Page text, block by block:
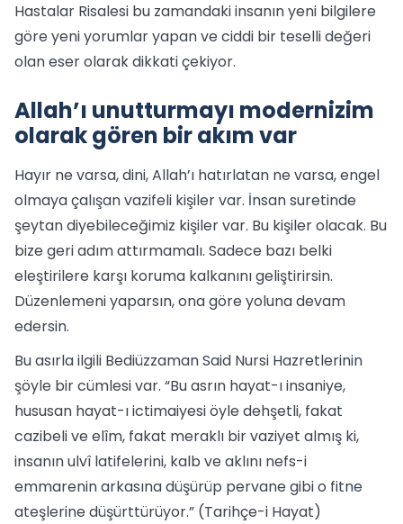
Hastalar Risalesi bu zamandaki insanın yeni bilgilere
göre yeni yorumlar yapan ve ciddi bir teselli değeri
olan eser olarak dikkati çekiyor.
Allah’ı unutturmayı modernizim
olarak gören bir akım var
Hayır ne varsa, dini, Allah’ı hatırlatan ne varsa, engel
olmaya çalışan vazifeli kişiler var. İnsan suretinde
şeytan diyebileceğimiz kişiler var. Bu kişiler olacak. Bu
bize geri adım attırmamalı. Sadece bazı belki
eleştirilere karşı koruma kalkanını geliştirirsin.
Düzenlemeni yaparsın, ona göre yoluna devam
edersin.
Bu asırla ilgili Bediüzzaman Said Nursi Hazretlerinin
şöyle bir cümlesi var. “Bu asrın hayat-ı insaniye,
hususan hayat-ı ictimaiyesi öyle dehşetli, fakat
cazibeli ve elîm, fakat meraklı bir vaziyet almış ki,
insanın ulvî latifelerini, kalb ve aklını nefs-i
emmarenin arkasına düşürüp pervane gibi o fitne
ateşlerine düşürttürüyor.” (Tarihçe-i Hayat)